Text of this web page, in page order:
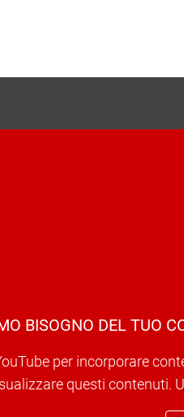
BISOGNO DEL TUO
per incorporare
questi